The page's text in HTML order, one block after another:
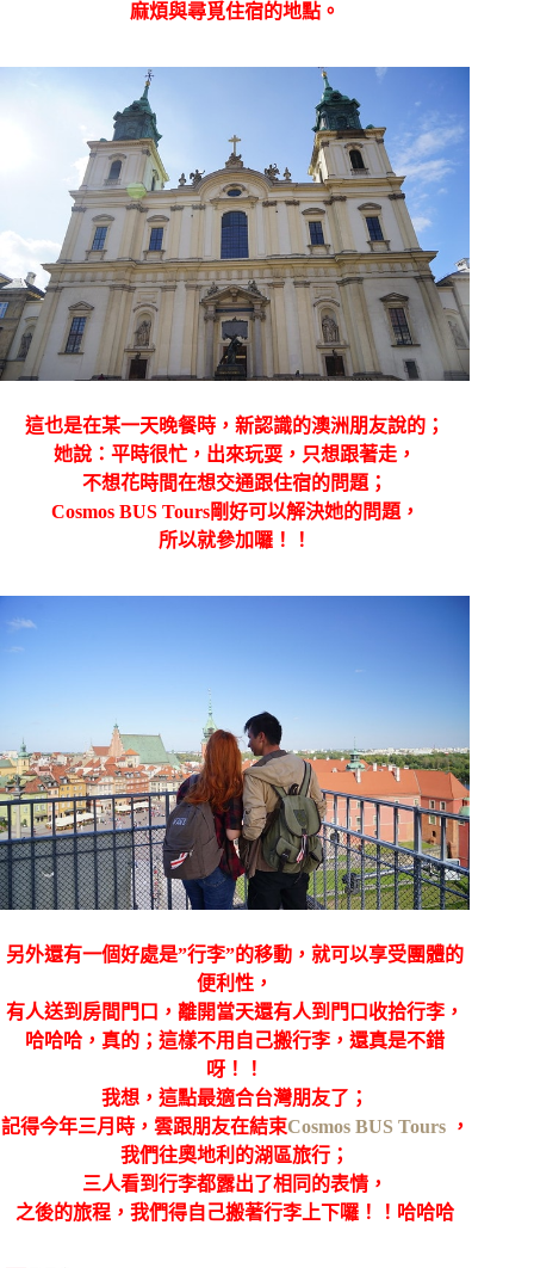
麻煩與尋覓住宿的地點。
這也是在某一天晚餐時，新認識的澳洲朋友說的；
她說：平時很忙，出來玩耍，只想跟著走，
不想花時間在想交通跟住宿的問題；
Cosmos BUS Tours剛好可以解決她的問題，
所以就參加囉！！
另外還有一個好處是”行李”的移動，就可以享受團體的
便利性，
有人送到房間門口，離開當天還有人到門口收拾行李，
哈哈哈，真的；這樣不用自己搬行李，還真是不錯
呀！！
我想，這點最適合台灣朋友了；
記得今年三月時，雲跟朋友在結束Cosmos BUS Tours ，
我們往奧地利的湖區旅行；
三人看到行李都露出了相同的表情，
之後的旅程，我們得自己搬著行李上下囉！！哈哈哈